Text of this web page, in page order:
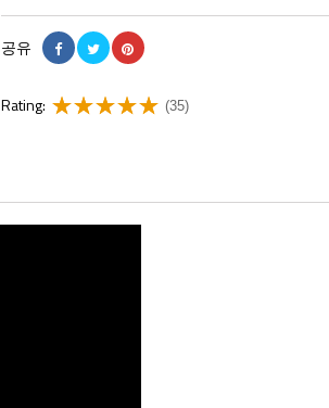
공유
Rating: (35)